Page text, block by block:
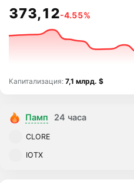
373,12-4.55%
Капитализация:7,1 млрд. $
Памп 24 часа
CLORE
IOTX